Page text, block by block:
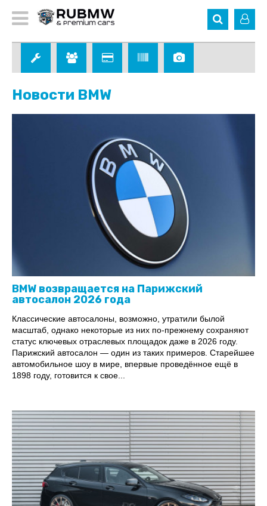
Новости BMW
BMW возвращается на Парижский
автосалон 2026 года
Классические автосалоны, возможно, утратили былой
масштаб, однако некоторые из них по-прежнему сохраняют
статус ключевых отраслевых площадок даже в 2026 году.
Парижский автосалон — один из таких примеров. Старейшее
автомобильное шоу в мире, впервые проведённое ещё в
1898 году, готовится к свое...